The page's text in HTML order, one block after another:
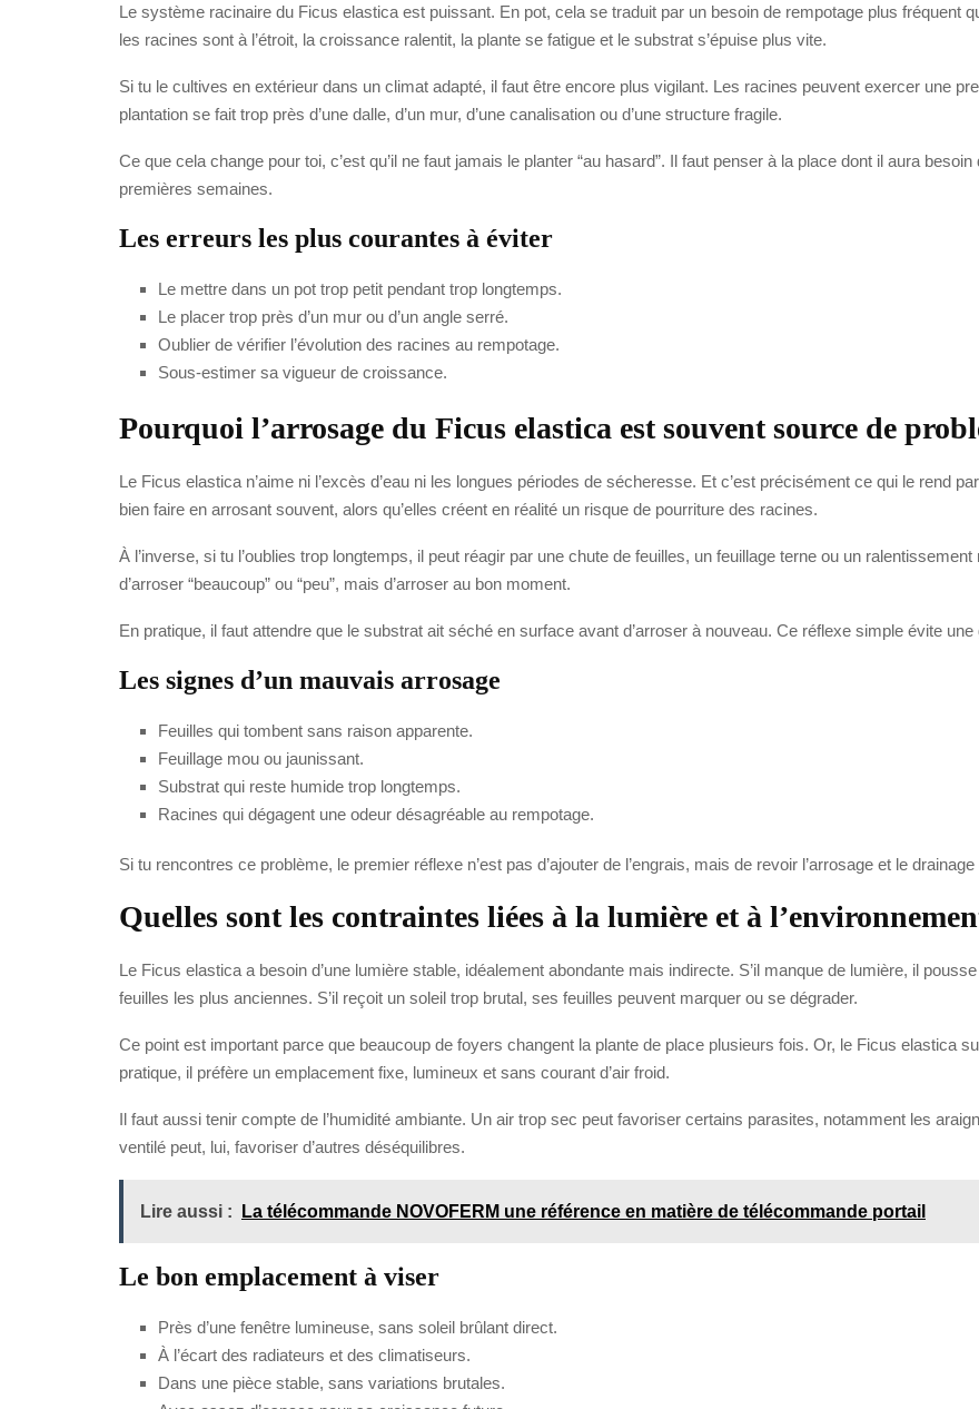
Le système racinaire du Ficus elastica est puissant. En pot, cela se traduit par un besoin de rempotage plus fréquent
les racines sont à l’étroit, la croissance ralentit, la plante se fatigue et le substrat s’épuise plus vite.
Si tu le cultives en extérieur dans un climat adapté, il faut être encore plus vigilant. Les racines peuvent exercer une
plantation se fait trop près d’une dalle, d’un mur, d’une canalisation ou d’une structure fragile.
Ce que cela change pour toi, c’est qu’il ne faut jamais le planter “au hasard”. Il faut penser à la place dont il aura
premières semaines.
Les erreurs les plus courantes à éviter
Le mettre dans un pot trop petit pendant trop longtemps.
Le placer trop près d’un mur ou d’un angle serré.
Oublier de vérifier l’évolution des racines au rempotage.
Sous-estimer sa vigueur de croissance.
Pourquoi l’arrosage du Ficus elastica est souvent source de
Le Ficus elastica n’aime ni l’excès d’eau ni les longues périodes de sécheresse. Et c’est précisément ce qui le rend
bien faire en arrosant souvent, alors qu’elles créent en réalité un risque de pourriture des racines.
À l’inverse, si tu l’oublies trop longtemps, il peut réagir par une chute de feuilles, un feuillage terne ou un
d’arroser “beaucoup” ou “peu”, mais d’arroser au bon moment.
En pratique, il faut attendre que le substrat ait séché en surface avant d’arroser à nouveau. Ce réflexe simple évite
Les signes d’un mauvais arrosage
Feuilles qui tombent sans raison apparente.
Feuillage mou ou jaunissant.
Substrat qui reste humide trop longtemps.
Racines qui dégagent une odeur désagréable au rempotage.
Si tu rencontres ce problème, le premier réflexe n’est pas d’ajouter de l’engrais, mais de revoir l’arrosage et le drainage
Quelles sont les contraintes liées à la lumière et à
Le Ficus elastica a besoin d’une lumière stable, idéalement abondante mais indirecte. S’il manque de lumière, il
feuilles les plus anciennes. S’il reçoit un soleil trop brutal, ses feuilles peuvent marquer ou se dégrader.
Ce point est important parce que beaucoup de foyers changent la plante de place plusieurs fois. Or, le Ficus elastica
pratique, il préfère un emplacement fixe, lumineux et sans courant d’air froid.
Il faut aussi tenir compte de l’humidité ambiante. Un air trop sec peut favoriser certains parasites, notamment les
ventilé peut, lui, favoriser d’autres déséquilibres.
Lire aussi : La télécommande NOVOFERM une référence en matière de télécommande portail
Le bon emplacement à viser
Près d’une fenêtre lumineuse, sans soleil brûlant direct.
À l’écart des radiateurs et des climatiseurs.
Dans une pièce stable, sans variations brutales.